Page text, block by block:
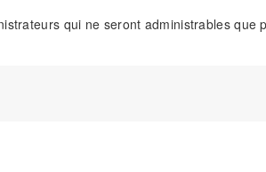
qui ne seront administrables que